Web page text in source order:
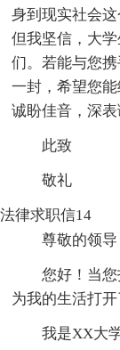
身到现实社会
但我坚信，大
们。若能与您
一封，希望您
诚盼佳音，深
此致
敬礼
法律求职信14
尊敬的领导
您好！当
为我的生活打开
我是XX大